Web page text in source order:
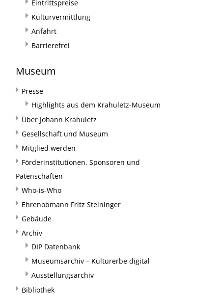
Eintrittspreise
Kulturvermittlung
Anfahrt
Barrierefrei
Museum
Presse
Highlights aus dem Krahuletz-Museum
Über Johann Krahuletz
Gesellschaft und Museum
Mitglied werden
Förderinstitutionen, Sponsoren und
Patenschaften
Who-is-Who
Ehrenobmann Fritz Steininger
Gebäude
Archiv
DIP Datenbank
Museumsarchiv – Kulturerbe digital
Ausstellungsarchiv
Bibliothek